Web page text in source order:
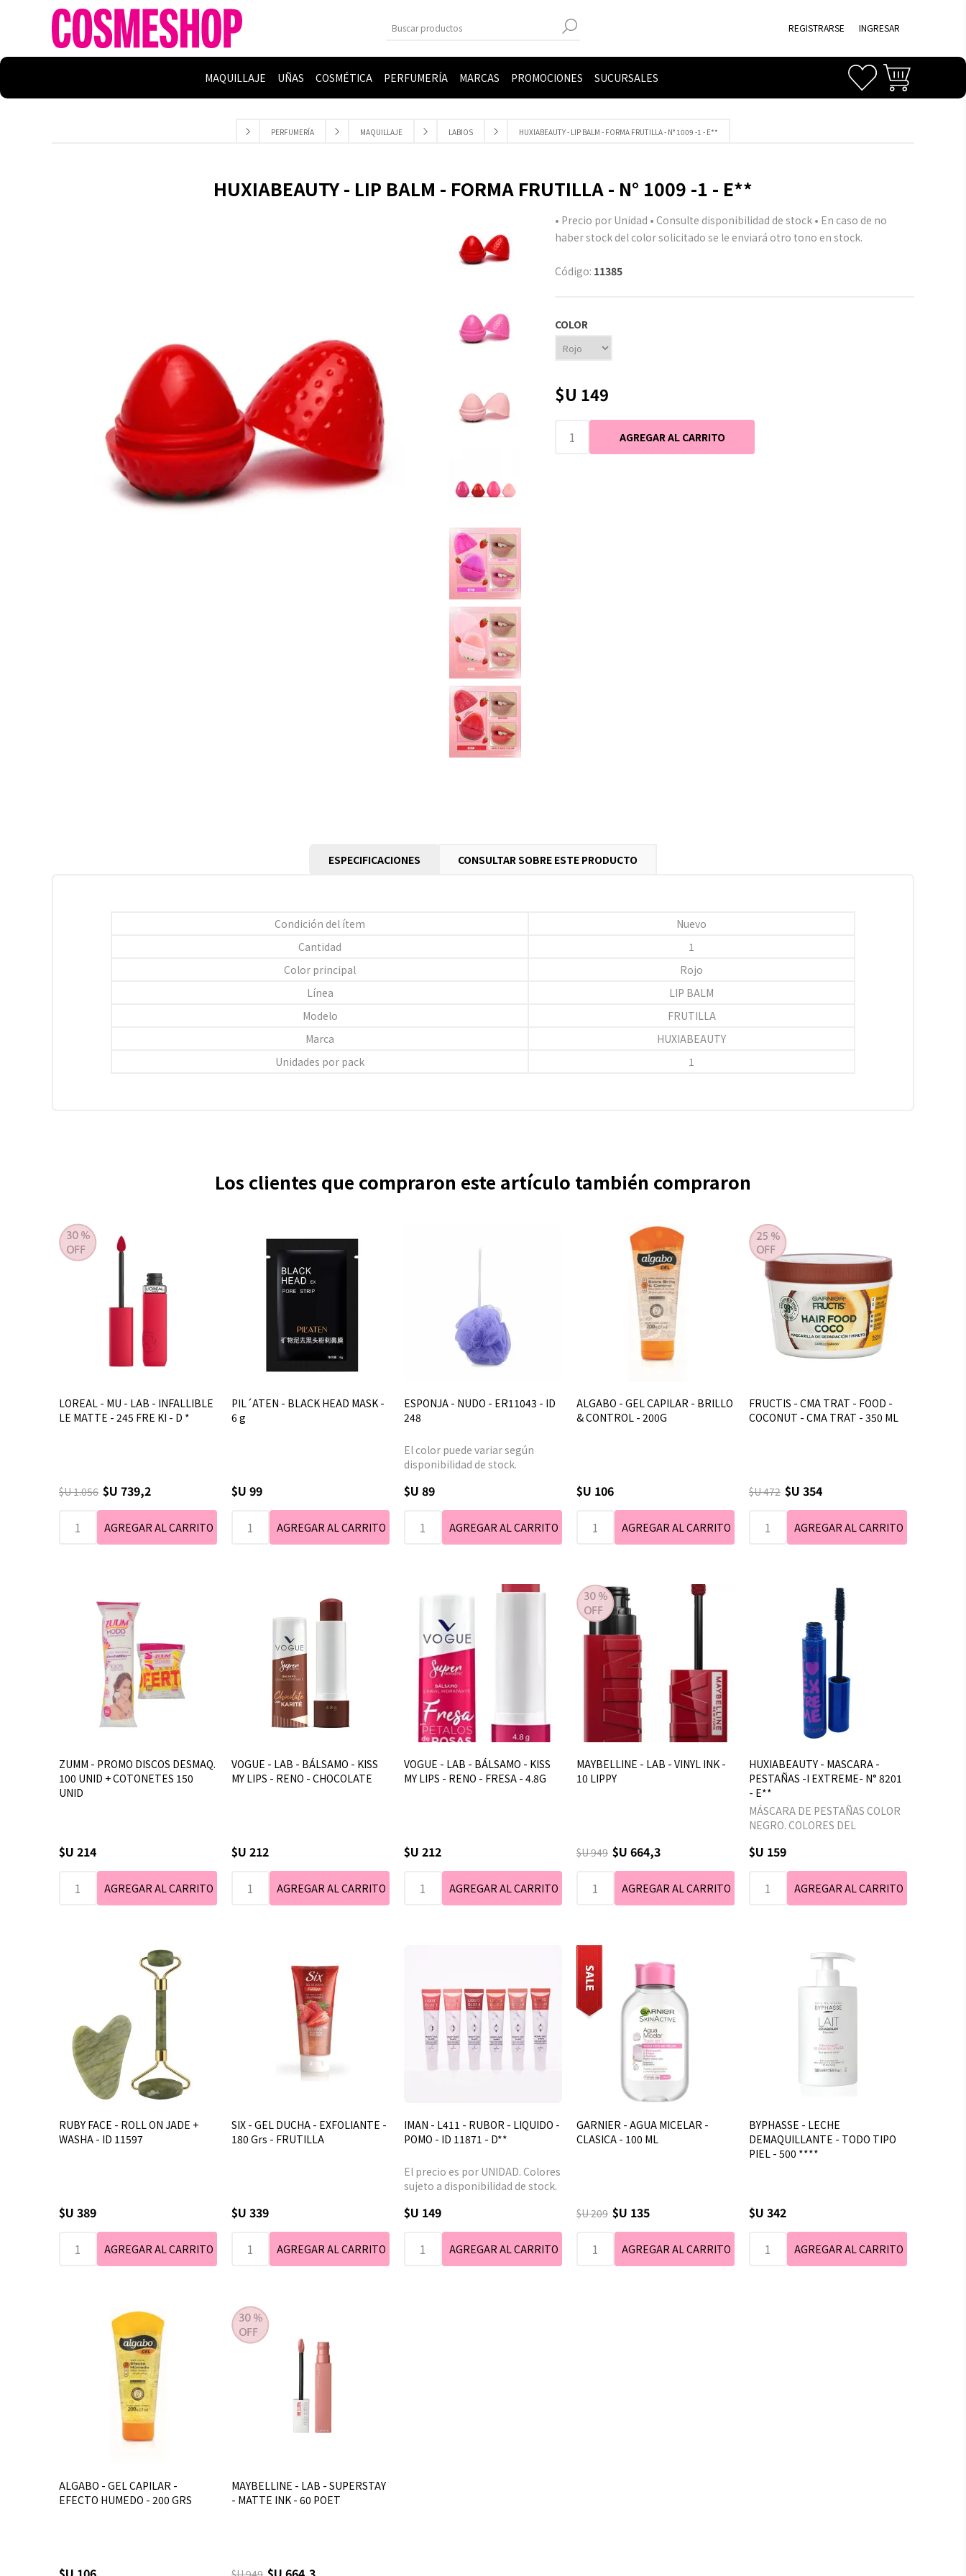
REGISTRARSE INGRESAR
MAQUILLAJE UÑAS COSMÉTICA PERFUMERÍA MARCAS PROMOCIONES SUCURSALES
PERFUMERÍA MAQUILLAJE LABIOS HUXIABEAUTY - LIP BALM - FORMA FRUTILLA - N° 1009 -1 - E**
HUXIABEAUTY - LIP BALM - FORMA FRUTILLA - N° 1009 -1 - E**
• Precio por Unidad • Consulte disponibilidad de stock • En caso de no
haber stock del color solicitado se le enviará otro tono en stock.
Código: 11385
COLOR
$U 149
ESPECIFICACIONES CONSULTAR SOBRE ESTE PRODUCTO
Condición del ítem
Nuevo
Cantidad
1
Color principal
Rojo
Línea
LIP BALM
Modelo
FRUTILLA
Marca
HUXIABEAUTY
Unidades por pack
1
Los clientes que compraron este artículo también compraron
LOREAL - MU - LAB - INFALLIBLE
LE MATTE - 245 FRE KI - D *
$U 1.056 $U 739,2
PIL´ATEN - BLACK HEAD MASK -
6 g
$U 99
ESPONJA - NUDO - ER11043 - ID
248
El color puede variar según
disponibilidad de stock.
$U 89
ALGABO - GEL CAPILAR - BRILLO
& CONTROL - 200G
$U 106
FRUCTIS - CMA TRAT - FOOD -
COCONUT - CMA TRAT - 350 ML
$U 472 $U 354
ZUMM - PROMO DISCOS DESMAQ.
100 UNID + COTONETES 150
UNID
$U 214
VOGUE - LAB - BÁLSAMO - KISS
MY LIPS - RENO - CHOCOLATE
$U 212
VOGUE - LAB - BÁLSAMO - KISS
MY LIPS - RENO - FRESA - 4.8G
$U 212
MAYBELLINE - LAB - VINYL INK -
10 LIPPY
$U 949 $U 664,3
HUXIABEAUTY - MASCARA -
PESTAÑAS -I EXTREME- N° 8201
- E**
MÁSCARA DE PESTAÑAS COLOR
NEGRO. COLORES DEL
DISPONIBILIDAD DE STOCK
$U 159
RUBY FACE - ROLL ON JADE +
WASHA - ID 11597
$U 389
SIX - GEL DUCHA - EXFOLIANTE -
180 Grs - FRUTILLA
$U 339
IMAN - L411 - RUBOR - LIQUIDO -
POMO - ID 11871 - D**
El precio es por UNIDAD. Colores
sujeto a disponibilidad de stock.
$U 149
GARNIER - AGUA MICELAR -
CLASICA - 100 ML
$U 209 $U 135
BYPHASSE - LECHE
DEMAQUILLANTE - TODO TIPO
PIEL - 500 ****
$U 342
ALGABO - GEL CAPILAR -
EFECTO HUMEDO - 200 GRS
MAYBELLINE - LAB - SUPERSTAY
- MATTE INK - 60 POET